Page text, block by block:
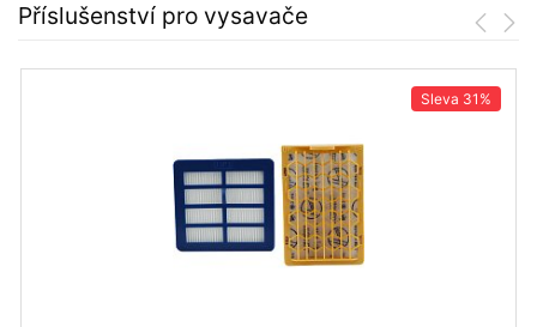
Příslušenství pro vysavače
Sleva 31%